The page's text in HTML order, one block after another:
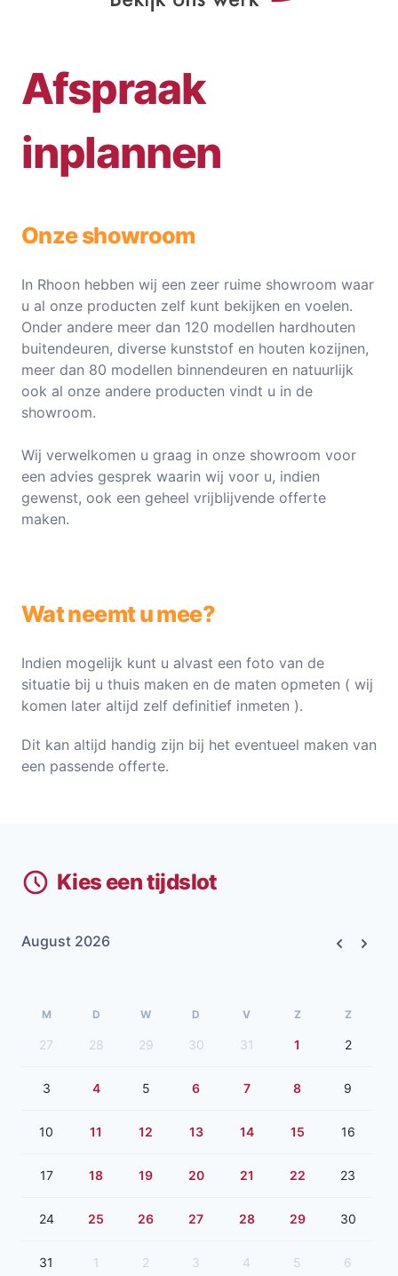
Afspraak
inplannen
Onze showroom
In Rhoon hebben wij een zeer ruime showroom waar
u al onze producten zelf kunt bekijken en voelen.
Onder andere meer dan 120 modellen hardhouten
buitendeuren, diverse kunststof en houten kozijnen,
meer dan 80 modellen binnendeuren en natuurlijk
ook al onze andere producten vindt u in de
showroom.
Wij verwelkomen u graag in onze showroom voor
een advies gesprek waarin wij voor u, indien
gewenst, ook een geheel vrijblijvende offerte
maken.
Wat neemt u mee?
Indien mogelijk kunt u alvast een foto van de
situatie bij u thuis maken en de maten opmeten ( wij
komen later altijd zelf definitief inmeten ).
Dit kan altijd handig zijn bij het eventueel maken van
een passende offerte.
Kies een tijdslot
August 2026
M D W D V Z Z
27 28 29 30 31 1 2
3 4 5 6 7 8 9
10 11 12 13 14 15 16
17 18 19 20 21 22 23
24 25 26 27 28 29 30
31 1 2 3 4 5 6